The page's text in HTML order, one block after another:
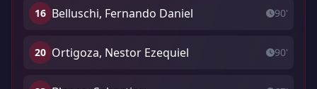
16 Belluschi, Fernando Daniel 90'
20 Ortigoza, Nestor Ezequiel 90'